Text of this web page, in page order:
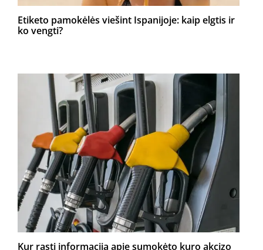
Etiketo pamokėlės viešint Ispanijoje: kaip elgtis ir
ko vengti?
Kur rasti informaciją apie sumokėto kuro akcizo